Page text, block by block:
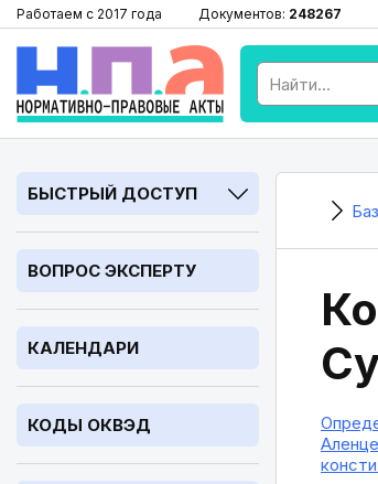
Работаем с 2017 года Документов: 248267
БЫСТРЫЙ ДОСТУП
ВОПРОС ЭКСПЕРТУ
КАЛЕНДАРИ
КОДЫ ОКВЭД